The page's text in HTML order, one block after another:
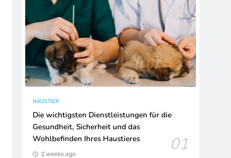
HAUSTIER
Die wichtigsten Dienstleistungen für die
Gesundheit, Sicherheit und das
Wohlbefinden Ihres Haustieres
01
2 weeks ago